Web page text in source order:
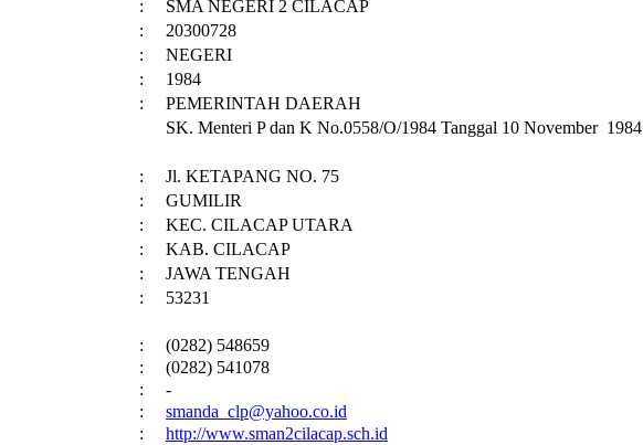
:
SMA NEGERI 2 CILACAP
:
20300728
:
NEGERI
:
1984
:
PEMERINTAH DAERAH
SK. Menteri P dan K No.0558/O/1984 Tanggal 10 November 1984
:
Jl. KETAPANG NO. 75
:
GUMILIR
:
KEC. CILACAP UTARA
:
KAB. CILACAP
:
JAWA TENGAH
: 53231
:
(0282) 548659
:
(0282) 541078
:
-
:
smanda_clp@yahoo.co.id
: http://www.sman2cilacap.sch.id